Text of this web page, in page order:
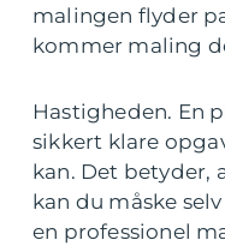
malingen flyder
kommer maling
Hastigheden. En
sikkert klare
kan. Det betyder,
kan du måske
en professionel